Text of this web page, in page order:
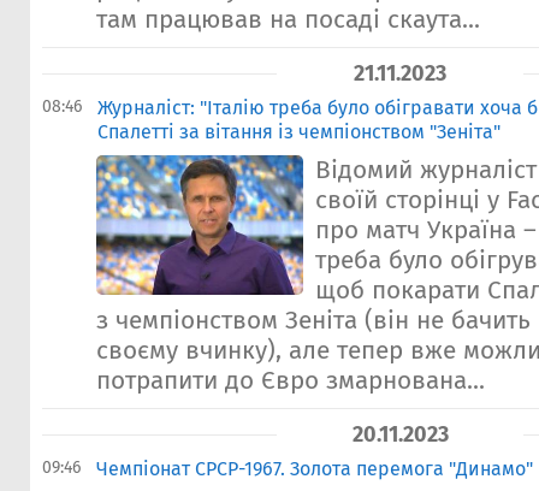
там працював на посаді скаута...
21.11.2023
08:46
Журналіст: "Італію треба було обігравати хоча
Спалетті за вітання із чемпіонством "Зеніта"
Відомий
своїй сторінці у
про матч Україна –
треба було
щоб покарати
з чемпіонством Зеніта (він не
своєму вчинку), але тепер вже
потрапити до Євро змарнована...
20.11.2023
09:46 Чемпіонат СРСР-1967. Золота перемога "Динамо"